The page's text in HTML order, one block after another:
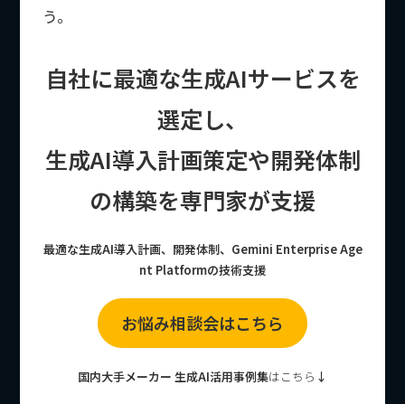
う。
自社に最適な生成AIサービスを
選定し、
生成AI導入計画策定や開発体制
の構築を専門家が支援
最適な生成AI導入計画、開発体制、Gemini Enterprise Age
nt Platformの技術支援
お悩み相談会はこちら
国内大手メーカー 生成AI活用事例集はこちら ↓